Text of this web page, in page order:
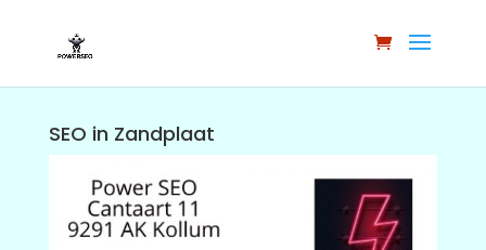
SEO in Zandplaat